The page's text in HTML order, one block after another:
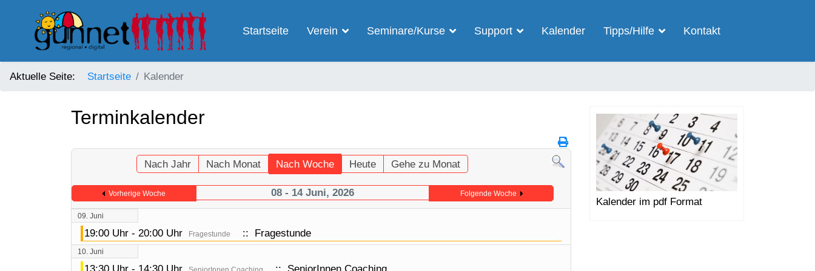
Startseite Verein Seminare/Kurse Support Kalender Tipps/Hilfe Kontakt
Aktuelle Seite: Startseite Kalender
Terminkalender
Nach Jahr Nach Monat Nach Woche Heute Gehe zu Monat
Vorherige Woche 08 - 14 Juni, 2026 Folgende Woche
09. Juni
19:00 Uhr - 20:00 Uhr Fragestunde :: Fragestunde
10. Juni
Kalender im pdf Format